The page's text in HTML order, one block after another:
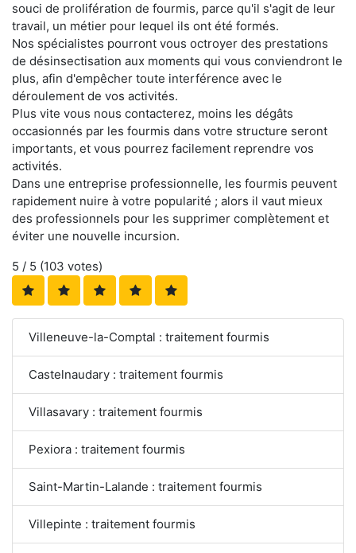
souci de prolifération de fourmis, parce qu'il s'agit de leur
travail, un métier pour lequel ils ont été formés.
Nos spécialistes pourront vous octroyer des prestations
de désinsectisation aux moments qui vous conviendront le
plus, afin d'empêcher toute interférence avec le
déroulement de vos activités.
Plus vite vous nous contacterez, moins les dégâts
occasionnés par les fourmis dans votre structure seront
importants, et vous pourrez facilement reprendre vos
activités.
Dans une entreprise professionnelle, les fourmis peuvent
rapidement nuire à votre popularité ; alors il vaut mieux
des professionnels pour les supprimer complètement et
éviter une nouvelle incursion.
5 / 5 (103 votes)
Villeneuve-la-Comptal : traitement fourmis
Castelnaudary : traitement fourmis
Villasavary : traitement fourmis
Pexiora : traitement fourmis
Saint-Martin-Lalande : traitement fourmis
Villepinte : traitement fourmis